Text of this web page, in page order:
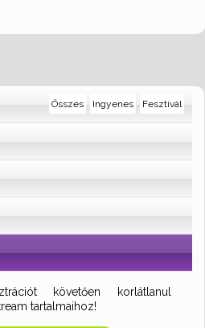
Fesztivál
Ingyenes
Összes
követően korlátlanul
tartalmaihoz!